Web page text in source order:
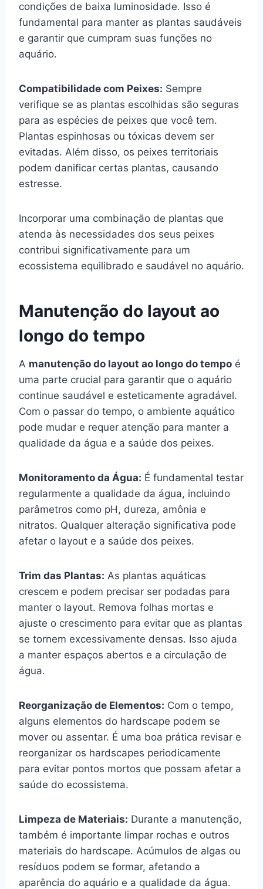
condições de baixa luminosidade. Isso é
fundamental para manter as plantas saudáveis
e garantir que cumpram suas funções no
aquário.
Compatibilidade com Peixes: Sempre
verifique se as plantas escolhidas são seguras
para as espécies de peixes que você tem.
Plantas espinhosas ou tóxicas devem ser
evitadas. Além disso, os peixes territoriais
podem danificar certas plantas, causando
estresse.
Incorporar uma combinação de plantas que
atenda às necessidades dos seus peixes
contribui significativamente para um
ecossistema equilibrado e saudável no aquário.
Manutenção do layout ao
longo do tempo
A manutenção do layout ao longo do tempo é
uma parte crucial para garantir que o aquário
continue saudável e esteticamente agradável.
Com o passar do tempo, o ambiente aquático
pode mudar e requer atenção para manter a
qualidade da água e a saúde dos peixes.
Monitoramento da Água: É fundamental testar
regularmente a qualidade da água, incluindo
parâmetros como pH, dureza, amônia e
nitratos. Qualquer alteração significativa pode
afetar o layout e a saúde dos peixes.
Trim das Plantas: As plantas aquáticas
crescem e podem precisar ser podadas para
manter o layout. Remova folhas mortas e
ajuste o crescimento para evitar que as plantas
se tornem excessivamente densas. Isso ajuda
a manter espaços abertos e a circulação de
água.
Reorganização de Elementos: Com o tempo,
alguns elementos do hardscape podem se
mover ou assentar. É uma boa prática revisar e
reorganizar os hardscapes periodicamente
para evitar pontos mortos que possam afetar a
saúde do ecossistema.
Limpeza de Materiais: Durante a manutenção,
também é importante limpar rochas e outros
materiais do hardscape. Acúmulos de algas ou
resíduos podem se formar, afetando a
aparência do aquário e a qualidade da água.